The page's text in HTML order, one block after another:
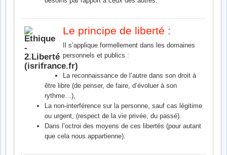
Le principe de liberté :
Il s’applique formellement dans les domaines
personnels et publics :
La reconnaissance de l’autre dans son droit à
être libre (de penser, de faire, d’évoluer à son
rythme…),
La non-interférence sur la personne, sauf cas légitime
ou urgent, (respect de la vie privée, du passé).
Dans l’octroi des moyens de ces libertés (pour autant
que cela nous appartienne).